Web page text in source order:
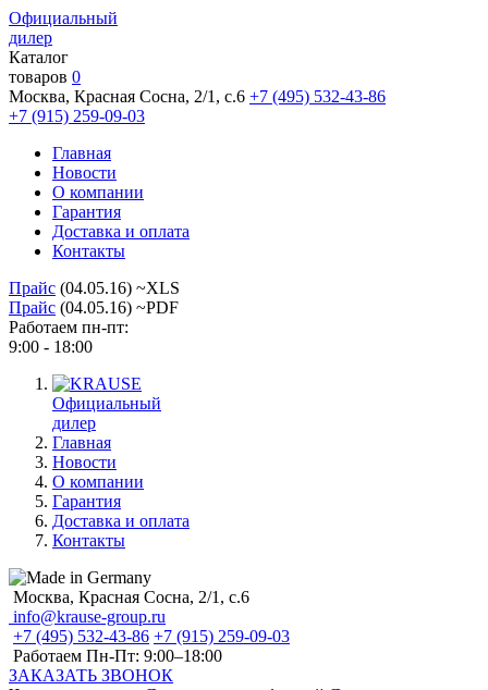
Официальный
дилер
Каталог
товаров 0
Москва, Красная Сосна, 2/1, с.6 +7 (495) 532-43-86
+7 (915) 259-09-03
Главная
Новости
О компании
Гарантия
Доставка и оплата
Контакты
Прайс (04.05.16) ~XLS
Прайс (04.05.16) ~PDF
Работаем пн-пт:
9:00 - 18:00
Официальный
дилер
Главная
Новости
О компании
Гарантия
Доставка и оплата
Контакты
Москва, Красная Сосна, 2/1, с.6
info@krause-group.ru
+7 (495) 532-43-86 +7 (915) 259-09-03
Работаем Пн-Пт: 9:00–18:00
ЗАКАЗАТЬ ЗВОНОК